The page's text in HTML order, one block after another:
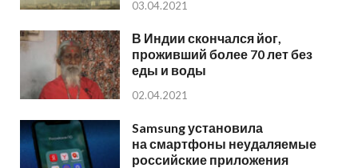
03.04.2021
В Индии скончался йог,
проживший более 70 лет без
еды и воды
02.04.2021
Samsung установила
на смартфоны неудаляемые
российские приложения